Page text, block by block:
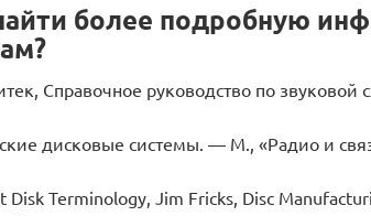
более подробную
Справочное руководство по звуковой
дисковые системы. — М., «Радио и
Disk Terminology, Jim Fricks, Disc